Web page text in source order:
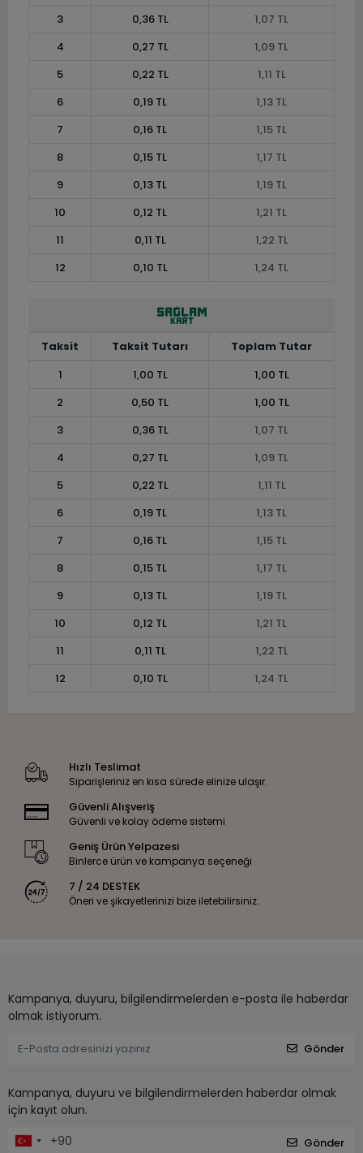
3
0,36 TL
1,07 TL
4
0,27 TL
1,09 TL
5
0,22 TL
1,11 TL
6
0,19 TL
1,13 TL
7
0,16 TL
1,15 TL
8
0,15 TL
1,17 TL
9
0,13 TL
1,19 TL
10
0,12 TL
1,21 TL
11
0,11 TL
1,22 TL
12
0,10 TL 1,24 TL
Taksit Taksit Tutarı
Toplam Tutar
1
1,00 TL
1,00 TL
2
0,50 TL
1,00 TL
3
0,36 TL
1,07 TL
4
0,27 TL
1,09 TL
5
0,22 TL
1,11 TL
6
0,19 TL
1,13 TL
7
0,16 TL
1,15 TL
8
0,15 TL
1,17 TL
9
0,13 TL
1,19 TL
10
0,12 TL
1,21 TL
11
0,11 TL
1,22 TL
12
0,10 TL 1,24 TL
Hızlı Teslimat
Siparişleriniz en kısa sürede elinize ulaşır.
Güvenli Alışveriş
Güvenli ve kolay ödeme sistemi
Geniş Ürün Yelpazesi
Binlerce ürün ve kampanya seçeneği
7 / 24 DESTEK
Öneri ve şikayetlerinizi bize iletebilirsiniz.
Kampanya, duyuru, bilgilendirmelerden e-posta ile haberdar
olmak istiyorum.
Gönder
Kampanya, duyuru ve bilgilendirmelerden haberdar olmak
için kayıt olun.
Gönder